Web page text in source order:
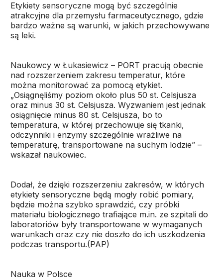
Etykiety sensoryczne mogą być szczególnie
atrakcyjne dla przemysłu farmaceutycznego, gdzie
bardzo ważne są warunki, w jakich przechowywane
są leki.
Naukowcy w Łukasiewicz – PORT pracują obecnie
nad rozszerzeniem zakresu temperatur, które
można monitorować za pomocą etykiet.
„Osiągnęliśmy poziom około plus 50 st. Celsjusza
oraz minus 30 st. Celsjusza. Wyzwaniem jest jednak
osiągnięcie minus 80 st. Celsjusza, bo to
temperatura, w której przechowuje się tkanki,
odczynniki i enzymy szczególnie wrażliwe na
temperaturę, transportowane na suchym lodzie” –
wskazał naukowiec.
Dodał, że dzięki rozszerzeniu zakresów, w których
etykiety sensoryczne będą mogły robić pomiary,
będzie można szybko sprawdzić, czy próbki
materiału biologicznego trafiające m.in. ze szpitali do
laboratoriów były transportowane w wymaganych
warunkach oraz czy nie doszło do ich uszkodzenia
podczas transportu.(PAP)
Nauka w Polsce